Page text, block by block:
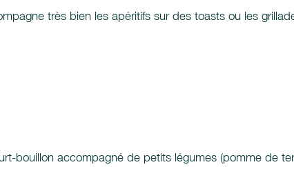
très bien les apéritifs sur des toasts ou les
bouillon accompagné de petits légumes (pomme de